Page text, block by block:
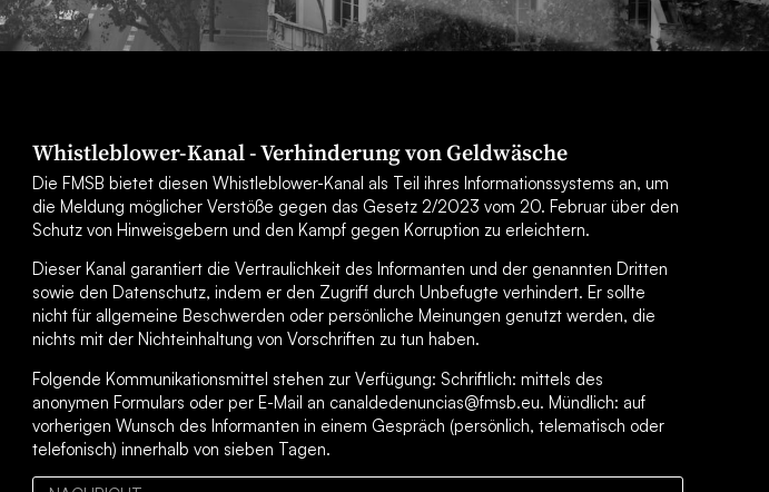
Whistleblower-Kanal - Verhinderung von Geldwäsche
Die FMSB bietet diesen Whistleblower-Kanal als Teil ihres Informationssystems an, um
die Meldung möglicher Verstöße gegen das Gesetz 2/2023 vom 20. Februar über den
Schutz von Hinweisgebern und den Kampf gegen Korruption zu erleichtern.
Dieser Kanal garantiert die Vertraulichkeit des Informanten und der genannten Dritten
sowie den Datenschutz, indem er den Zugriff durch Unbefugte verhindert. Er sollte
nicht für allgemeine Beschwerden oder persönliche Meinungen genutzt werden, die
nichts mit der Nichteinhaltung von Vorschriften zu tun haben.
Folgende Kommunikationsmittel stehen zur Verfügung: Schriftlich: mittels des
anonymen Formulars oder per E-Mail an canaldedenuncias@fmsb.eu. Mündlich: auf
vorherigen Wunsch des Informanten in einem Gespräch (persönlich, telematisch oder
telefonisch) innerhalb von sieben Tagen.